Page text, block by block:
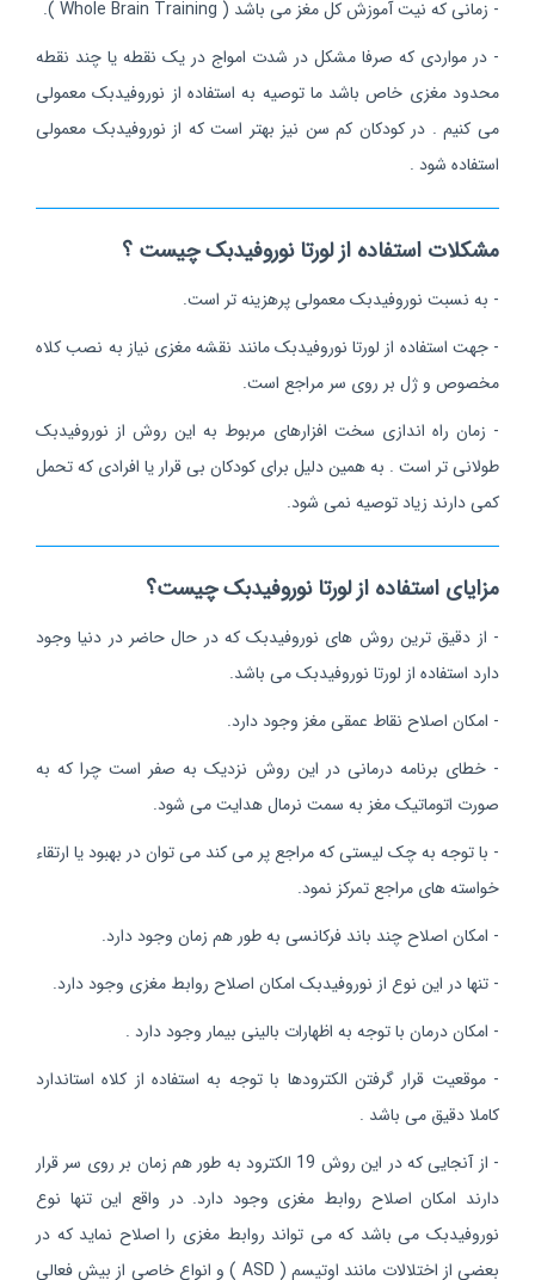
- زمانی که نیت آموزش کل مغز می باشد ( Whole Brain Training ).
- در مواردی که صرفا مشکل در شدت امواج در یک نقطه یا چند نقطه
محدود مغزی خاص باشد ما توصیه به استفاده از نوروفیدبک معمولی
می کنیم . در کودکان کم سن نیز بهتر است که از نوروفیدبک معمولی
استفاده شود .
مشکلات استفاده از لورتا نوروفیدبک چیست ؟
- به نسبت نوروفیدبک معمولی پرهزینه تر است.
- جهت استفاده از لورتا نوروفیدبک مانند نقشه مغزی نیاز به نصب کلاه
مخصوص و ژل بر روی سر مراجع است.
- زمان راه اندازی سخت افزارهای مربوط به این روش از نوروفیدبک
طولانی تر است . به همین دلیل برای کودکان بی قرار یا افرادی که تحمل
کمی دارند زیاد توصیه نمی شود.
مزایای استفاده از لورتا نوروفیدبک چیست؟
- از دقیق ترین روش های نوروفیدبک که در حال حاضر در دنیا وجود
دارد استفاده از لورتا نوروفیدبک می باشد.
- امکان اصلاح نقاط عمقی مغز وجود دارد.
- خطای برنامه درمانی در این روش نزدیک به صفر است چرا که به
صورت اتوماتیک مغز به سمت نرمال هدایت می شود.
- با توجه به چک لیستی که مراجع پر می کند می توان در بهبود یا ارتقاء
خواسته های مراجع تمرکز نمود.
- امکان اصلاح چند باند فرکانسی به طور هم زمان وجود دارد.
- تنها در این نوع از نوروفیدبک امکان اصلاح روابط مغزی وجود دارد.
- امکان درمان با توجه به اظهارات بالینی بیمار وجود دارد .
- موقعیت قرار گرفتن الکترودها با توجه به استفاده از کلاه استاندارد
کاملا دقیق می باشد .
- از آنجایی که در این روش 19 الکترود به طور هم زمان بر روی سر قرار
دارند امکان اصلاح روابط مغزی وجود دارد. در واقع این تنها نوع
نوروفیدبک می باشد که می تواند روابط مغزی را اصلاح نماید که در
بعضی از اختلالات مانند اوتیسم ( ASD ) و انواع خاصی از بیش فعالی